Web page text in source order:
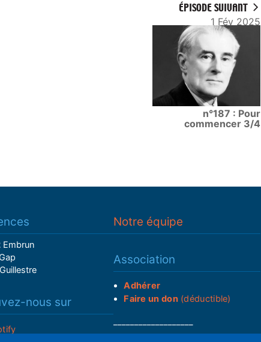
ÉPISODE SUIVANT
1 Fév 2025
n°187 : Pour
commencer 3/4
Embrun
Guillestre
nous sur
Notre équipe
Association
Adhérer
Faire un don(déductible)